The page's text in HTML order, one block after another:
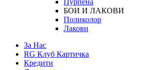
Пурпена
БОИ И ЛАКОВИ
Поликолор
Лакови
За Нас
RG Клуб Картичка
Кредити